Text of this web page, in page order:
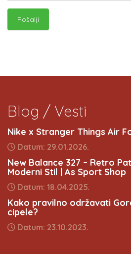
Pošalji
Blog / Vesti
Nike x Stranger Things Air
Datum: 29.01.2026.
New Balance 327 – Retro
Moderni Stil | As Sport Shop
Datum: 18.04.2025.
Kako pravilno održavati
cipele?
Datum: 23.10.2023.